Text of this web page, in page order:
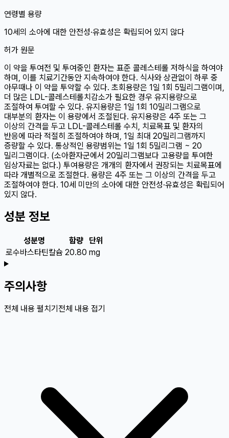
연령별 용량
10세의 소아에 대한 안전성·유효성은 확립되어 있지 않다
허가 원문
이 약을 투여전 및 투여중인 환자는 표준 콜레스테롤 저하식을 하여야
하며, 이를 치료기간동안 지속하여야 한다. 식사와 상관없이 하루 중
아무때나 이 약을 투약할 수 있다. 초회용량은 1일 1회 5밀리그램이며,
더 많은 LDL-콜레스테롤치감소가 필요한 경우 유지용량으로
조절하여 투여할 수 있다. 유지용량은 1일 1회 10밀리그램으로
대부분의 환자는 이 용량에서 조절된다. 유지용량은 4주 또는 그
이상의 간격을 두고 LDL-콜레스테롤 수치, 치료목표 및 환자의
반응에 따라 적절히 조절하여야 하며, 1일 최대 20밀리그램까지
증량할 수 있다. 통상적인 용량범위는 1일 1회 5밀리그램 ~ 20
밀리그램이다. (소아환자군에서 20밀리그램보다 고용량을 투여한
임상자료는 없다.) 투여용량은 개개의 환자에서 권장되는 치료목표에
따라 개별적으로 조절한다. 용량은 4주 또는 그 이상의 간격을 두고
조절하여야 한다. 10세 미만의 소아에 대한 안전성·유효성은 확립되어
있지 않다.
성분 정보
성분명 함량
단위
로수바스타틴칼슘 20.80 mg
주의사항
전체 내용 펼치기전체 내용 접기